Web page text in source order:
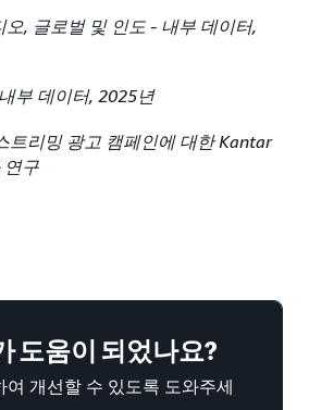
오, 글로벌 및 인도 - 내부 데이터,
부 데이터, 2025년
트리밍 광고 캠페인에 대한 Kantar
연구
도움이 되었나요?
여 개선할 수 있도록 도와주세